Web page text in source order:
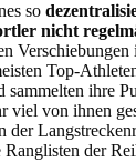
so
nicht
Top-
sammelten ihre
viel von ihnen
der
der